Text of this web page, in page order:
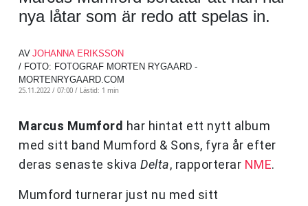
nya låtar som är redo att spelas in.
AV JOHANNA ERIKSSON
/ FOTO: FOTOGRAF MORTEN RYGAARD -
MORTENRYGAARD.COM
25.11.2022 / 07:00 / Lästid: 1 min
Marcus Mumford har hintat ett nytt album
med sitt band Mumford & Sons, fyra år efter
deras senaste skiva Delta, rapporterar NME.
Mumford turnerar just nu med sitt